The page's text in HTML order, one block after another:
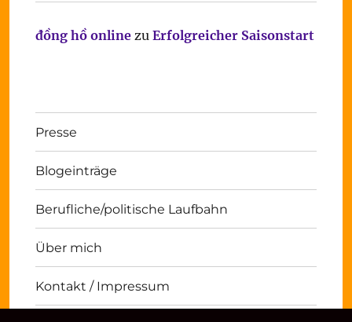
đồng hồ onlinezu Erfolgreicher Saisonstart
Presse
Blogeinträge
Berufliche/politische Laufbahn
Über mich
Kontakt / Impressum